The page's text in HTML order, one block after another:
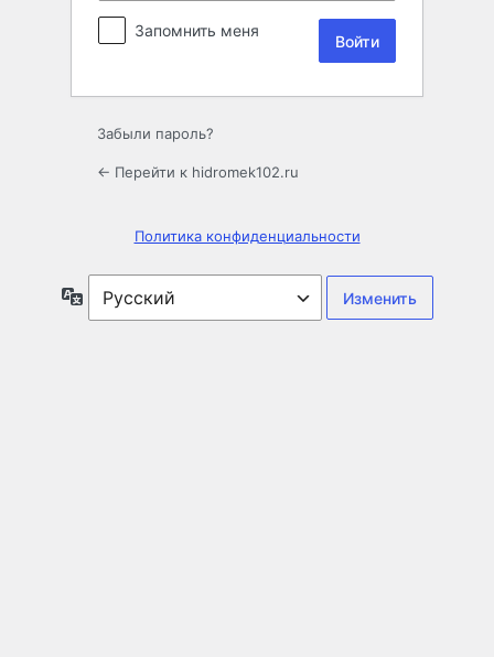
Запомнить меня
Забыли пароль?
← Перейти к hidromek102.ru
Политика конфиденциальности
Язык